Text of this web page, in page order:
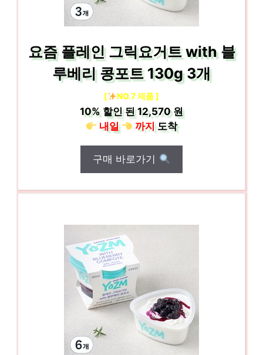
요즘 플레인 그릭요거트 with 블
루베리 콩포트 130g 3개
[ NO.7 제품 ]
10%할인 된12,570 원
내일
까지도착
구매 바로가기